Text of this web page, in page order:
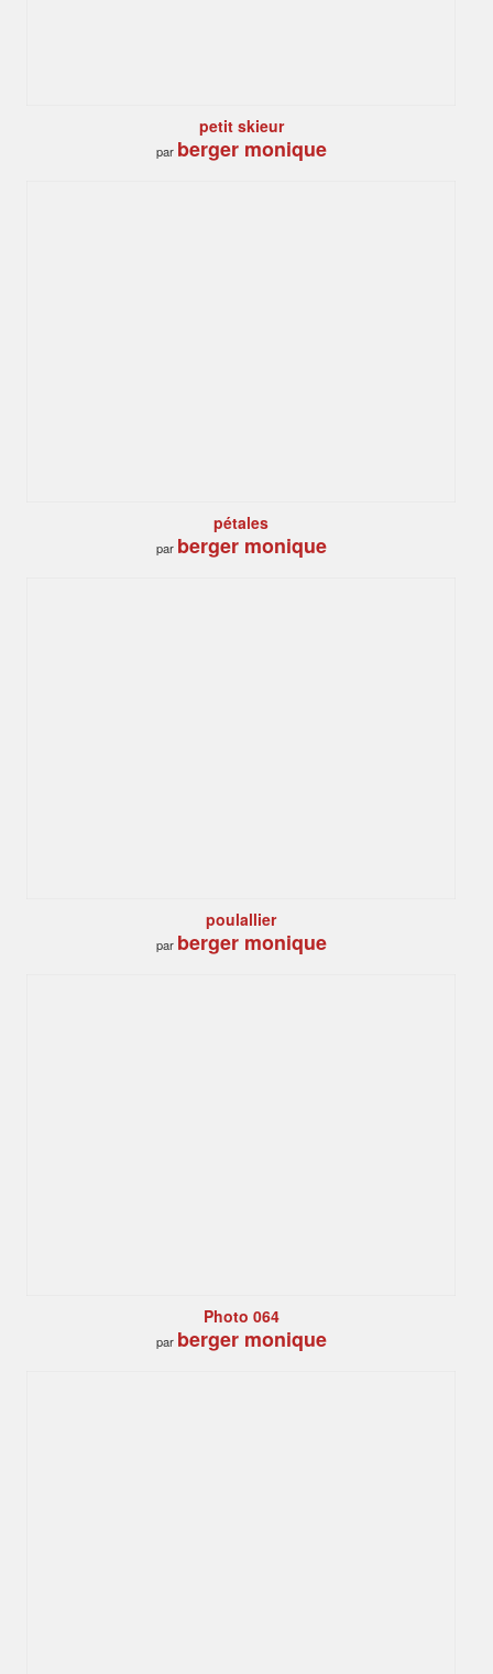
petit skieur
par berger monique
pétales
par berger monique
poulallier
par berger monique
Photo 064
par berger monique